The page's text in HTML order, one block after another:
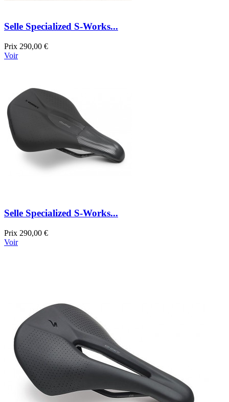
Selle Specialized S-Works...
Prix 290,00 €
Voir
Selle Specialized S-Works...
Prix 290,00 €
Voir